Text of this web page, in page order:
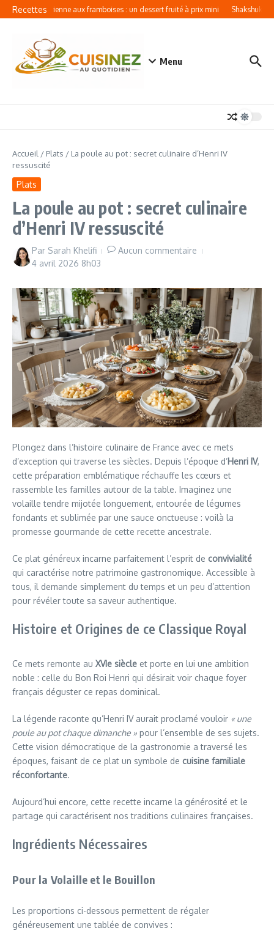
Aller au contenu
Recettes
Mousse aérienne aux framboises : un dessert fruité à prix mini Shakshuka
Menu
Accueil / Plats / La poule au pot : secret culinaire d’Henri IV
ressuscité
Plats
La poule au pot : secret culinaire
d’Henri IV ressuscité
Par Sarah Khelifi
Aucun commentaire
4 avril 2026 8h03
Plongez dans l’histoire culinaire de France avec ce mets
d’exception qui traverse les siècles. Depuis l’époque d’Henri IV,
cette préparation emblématique réchauffe les cœurs et
rassemble les familles autour de la table. Imaginez une
volaille tendre mijotée longuement, entourée de légumes
fondants et sublimée par une sauce onctueuse : voilà la
promesse gourmande de cette recette ancestrale.
Ce plat généreux incarne parfaitement l’esprit de convivialité
qui caractérise notre patrimoine gastronomique. Accessible à
tous, il demande simplement du temps et un peu d’attention
pour révéler toute sa saveur authentique.
Histoire et Origines de ce Classique Royal
Ce mets remonte au XVIe siècle et porte en lui une ambition
noble : celle du Bon Roi Henri qui désirait voir chaque foyer
français déguster ce repas dominical.
La légende raconte qu’Henri IV aurait proclamé vouloir « une
poule au pot chaque dimanche » pour l’ensemble de ses sujets.
Cette vision démocratique de la gastronomie a traversé les
époques, faisant de ce plat un symbole de cuisine familiale
réconfortante.
Aujourd’hui encore, cette recette incarne la générosité et le
partage qui caractérisent nos traditions culinaires françaises.
Ingrédients Nécessaires
Pour la Volaille et le Bouillon
Les proportions ci-dessous permettent de régaler
généreusement une tablée de convives :